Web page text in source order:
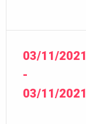
03/11/2021
-
03/11/2021